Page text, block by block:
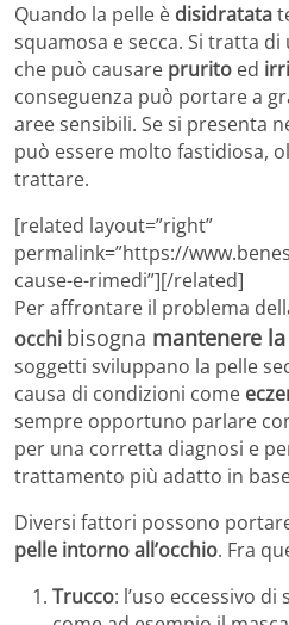
Quando la pelle è disidratata
squamosa e secca. Si tratta
che può causare prurito ed
conseguenza può portare a
aree sensibili. Se si presenta
può essere molto fastidiosa,
trattare.
[related layout=”right”
permalink=”https://
cause-e-rimedi”][/related]
Per affrontare il problema
occhi bisogna mantenere
soggetti sviluppano la pelle
causa di condizioni come
sempre opportuno parlare
per una corretta diagnosi e
trattamento più adatto in
Diversi fattori possono
pelle intorno all’occhio. Fra
Trucco: l’uso eccessivo